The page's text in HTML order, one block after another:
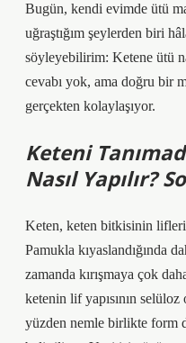
Bugün, kendi evimde ütü
uğraştığım şeylerden biri
söyleyebilirim: Ketene ütü
cevabı yok, ama doğru bir
gerçekten kolaylaşıyor.
Keteni
Nasıl Yapılır?
Keten, keten bitkisinin
Pamukla kıyaslandığında
zamanda kırışmaya çok
ketenin lif yapısının
yüzden nemle birlikte form